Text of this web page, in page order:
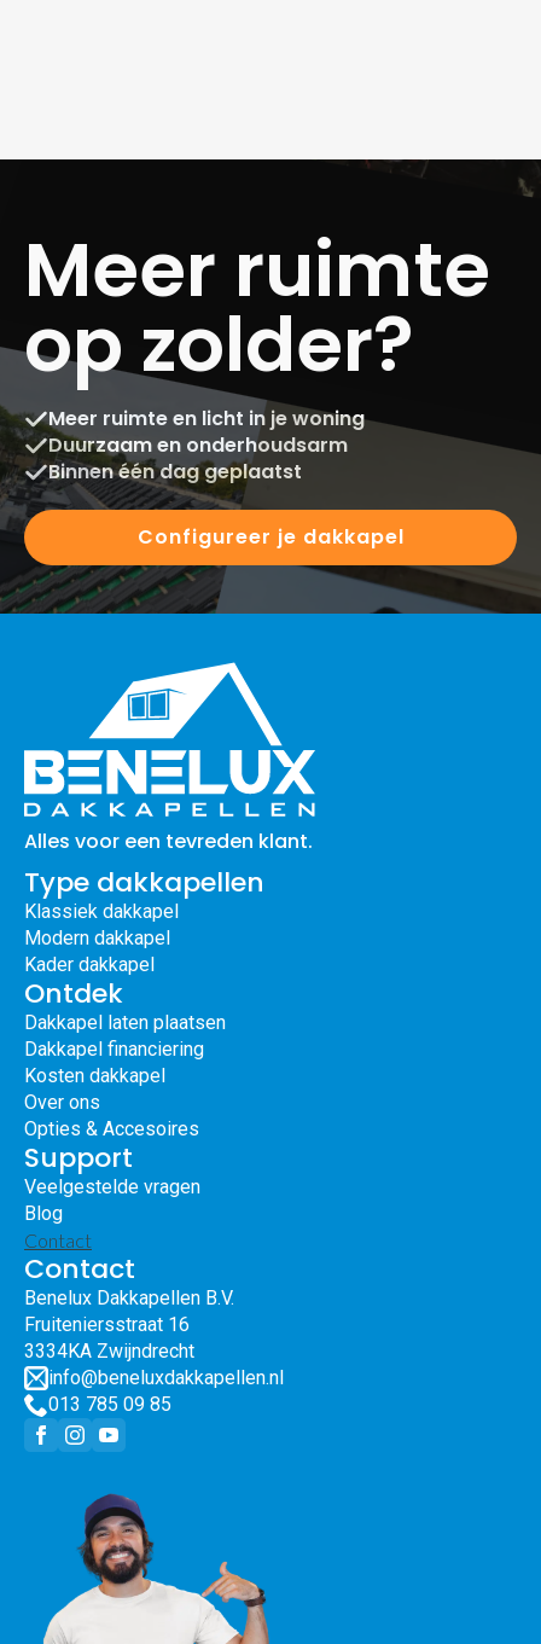
Meer ruimte
op zolder?
Meer ruimte en licht in je woning
Duurzaam en onderhoudsarm
Binnen één dag geplaatst
Configureer je dakkapel
Alles voor een tevreden klant.
Type dakkapellen
Klassiek dakkapel
Modern dakkapel
Kader dakkapel
Ontdek
Dakkapel laten plaatsen
Dakkapel financiering
Kosten dakkapel
Over ons
Opties & Accesoires
Support
Veelgestelde vragen
Blog
Contact
Contact
Benelux Dakkapellen B.V.
Fruiteniersstraat 16
3334KA Zwijndrecht
info@beneluxdakkapellen.nl
013 785 09 85